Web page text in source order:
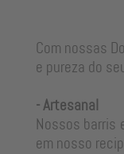
Com nossas
e pureza do
- Artesanal
Nossos barris
em nosso